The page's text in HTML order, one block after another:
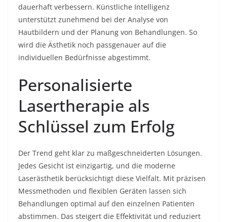
dauerhaft verbessern. Künstliche Intelligenz
unterstützt zunehmend bei der Analyse von
Hautbildern und der Planung von Behandlungen. So
wird die Ästhetik noch passgenauer auf die
individuellen Bedürfnisse abgestimmt.
Personalisierte
Lasertherapie als
Schlüssel zum Erfolg
Der Trend geht klar zu maßgeschneiderten Lösungen.
Jedes Gesicht ist einzigartig, und die moderne
Laserästhetik berücksichtigt diese Vielfalt. Mit präzisen
Messmethoden und flexiblen Geräten lassen sich
Behandlungen optimal auf den einzelnen Patienten
abstimmen. Das steigert die Effektivität und reduziert